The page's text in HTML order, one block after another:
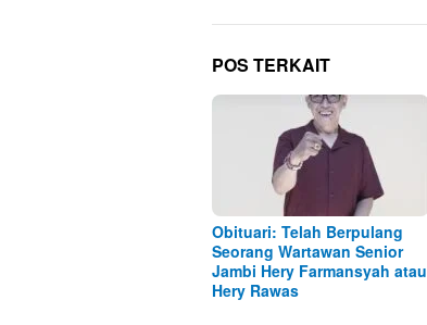
POS TERKAIT
Obituari: Telah Berpulang
Seorang Wartawan Senior
Jambi Hery Farmansyah atau
Hery Rawas